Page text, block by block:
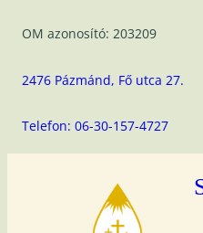
OM azonosító: 203209
2476 Pázmánd, Fő utca 27.
Telefon: 06-30-157-4727